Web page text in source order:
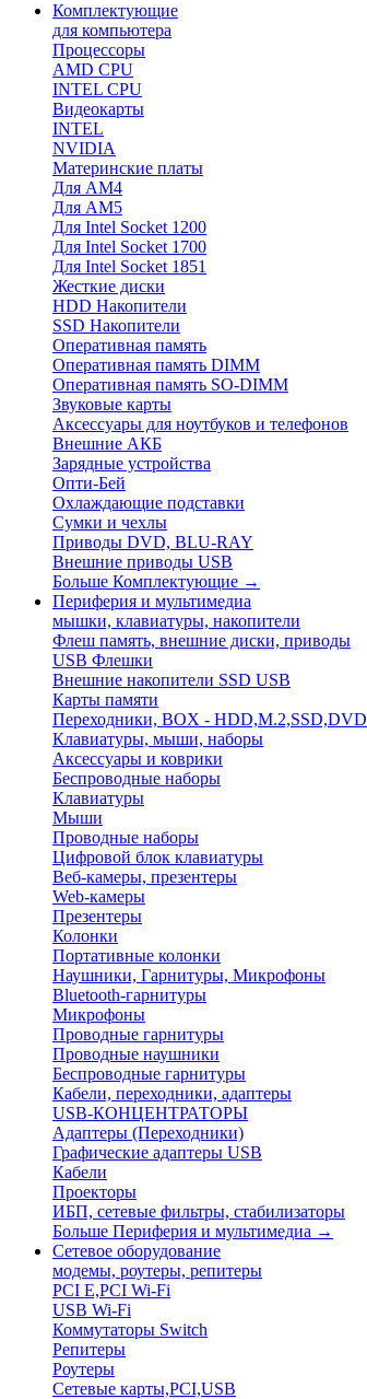
Комплектующие
для компьютера
Процессоры
AMD CPU
INTEL CPU
Видеокарты
INTEL
NVIDIA
Материнские платы
Для AM4
Для AM5
Для Intel Socket 1200
Для Intel Socket 1700
Для Intel Socket 1851
Жесткие диски
HDD Накопители
SSD Накопители
Оперативная память
Оперативная память DIMM
Оперативная память SO-DIMM
Звуковые карты
Аксессуары для ноутбуков и телефонов
Внешние АКБ
Зарядные устройства
Опти-Бей
Охлаждающие подставки
Сумки и чехлы
Приводы DVD, BLU-RAY
Внешние приводы USB
Больше Комплектующие →
Периферия и мультимедиа
мышки, клавиатуры, накопители
Флеш память, внешние диски, приводы
USB Флешки
Внешние накопители SSD USB
Карты памяти
Переходники, BOX - HDD,M.2,SSD,DVD
Клавиатуры, мыши, наборы
Аксессуары и коврики
Беспроводные наборы
Клавиатуры
Мыши
Проводные наборы
Цифровой блок клавиатуры
Веб-камеры, презентеры
Web-камеры
Презентеры
Колонки
Портативные колонки
Наушники, Гарнитуры, Микрофоны
Bluetooth-гарнитуры
Микрофоны
Проводные гарнитуры
Проводные наушники
Беспроводные гарнитуры
Кабели, переходники, адаптеры
USB-КОНЦЕНТРАТОРЫ
Адаптеры (Переходники)
Графические адаптеры USB
Кабели
Проекторы
ИБП, сетевые фильтры, стабилизаторы
Больше Периферия и мультимедиа →
Сетевое оборудование
модемы, роутеры, репитеры
PCI E,PCI Wi-Fi
USB Wi-Fi
Коммутаторы Switch
Репитеры
Роутеры
Сетевые карты,PCI,USB